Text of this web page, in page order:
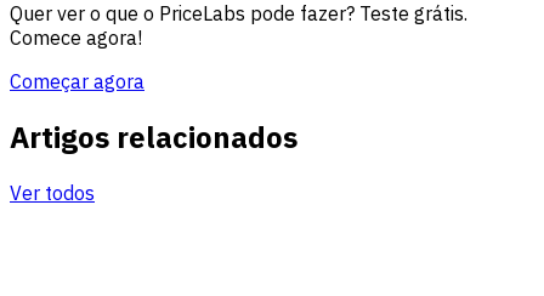
Quer ver o que o PriceLabs pode fazer? Teste grátis.
Comece agora!
Começar agora
Artigos relacionados
Ver todos